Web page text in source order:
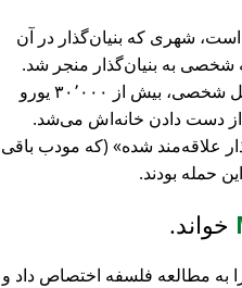
در اوترخت مستقر است، شهری که بنیان‌گذار در آن
شخصی به بنیان‌گذار منجر شد.
تمام محتویات خانه‌اش نابود شد (تجهیزات کامپیوتری، مبلمان، وسایل شخصی، بیش از ۳۰٬۰۰۰ یورو
از دست دادن خانه‌اش می‌شد.
علاقه‌مند شده
(که مودب باقی
حمله بودند.
خواند.
به مطالعه فلسفه اختصاص داد و